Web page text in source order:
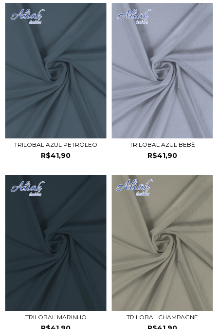
TRILOBAL AZUL PETRÓLEO
R$41,90
TRILOBAL AZUL BEBÊ
R$41,90
TRILOBAL MARINHO TRILOBAL CHAMPAGNE